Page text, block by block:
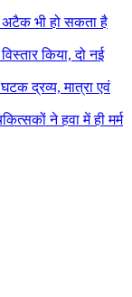
अटैक भी हो सकता है
किया, दो नई
द्रव्य, मात्रा एवं
ने हवा में ही मर्म